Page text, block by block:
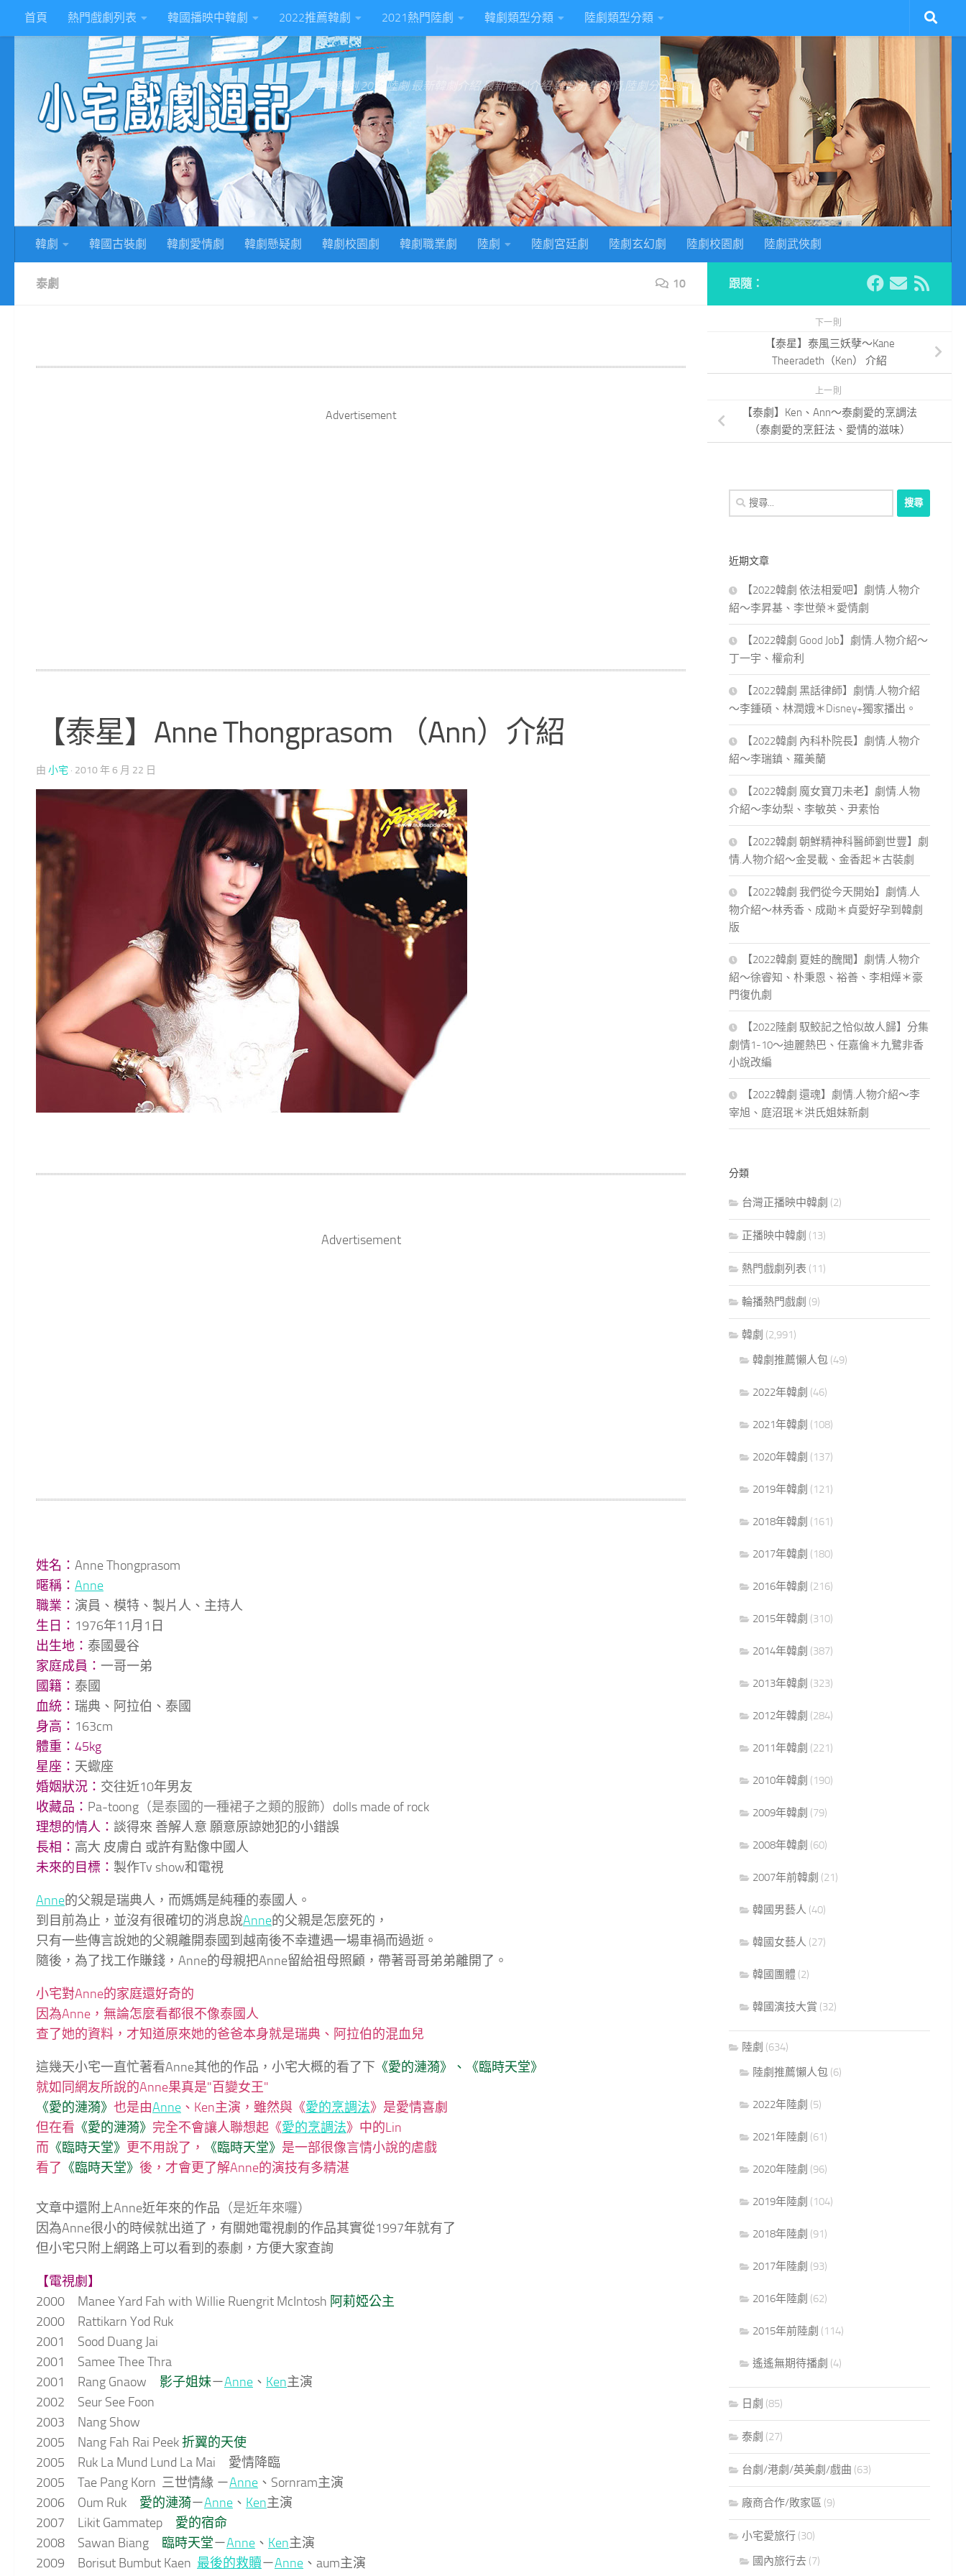
Skip to content
首頁 熱門戲劇列表 韓國播映中韓劇 2022推薦韓劇 2021熱門陸劇 韓劇類型分類 陸劇類型分類
2022韓劇,2022陸劇,最新韓劇介紹,最新陸劇介紹,韓劇分集劇情,陸劇分集劇情
韓劇 韓國古裝劇 韓劇愛情劇 韓劇懸疑劇 韓劇校園劇 韓劇職業劇 陸劇 陸劇宮廷劇 陸劇玄幻劇 陸劇校園劇 陸劇武俠劇
泰劇 10
Advertisement
【泰星】Anne Thongprasom （Ann）介紹
由 小宅 · 2010 年 6 月 22 日
Advertisement
姓名： Anne Thongprasom
暱稱： Anne
職業： 演員、模特、製片人、主持人
生日： 1976年11月1日
出生地： 泰國曼谷
家庭成員： 一哥一弟
國籍： 泰國
血統： 瑞典、阿拉伯、泰國
身高： 163cm
體重：45kg
星座： 天蠍座
婚姻狀況： 交往近10年男友
收藏品： Pa-toong （是泰國的一種裙子之類的服飾） dolls made of rock
理想的情人： 談得來 善解人意 願意原諒她犯的小錯誤
長相： 高大 皮膚白 或許有點像中國人
未來的目標： 製作Tv show和電視
Anne的父親是瑞典人，而媽媽是純種的泰國人。
到目前為止，並沒有很確切的消息說Anne的父親是怎麼死的，
只有一些傳言說她的父親離開泰國到越南後不幸遭遇一場車禍而過逝。
隨後，為了找工作賺錢，Anne的母親把Anne留給祖母照顧，帶著哥哥弟弟離開了。
小宅對Anne的家庭還好奇的
因為Anne，無論怎麼看都很不像泰國人
查了她的資料，才知道原來她的爸爸本身就是瑞典、阿拉伯的混血兒
這幾天小宅一直忙著看Anne其他的作品，小宅大概的看了下 《愛的漣漪》 、《臨時天堂》
就如同網友所說的Anne果真是"百變女王"
《愛的漣漪》 也是由Anne 、Ken主演，雖然與《愛的烹調法》是愛情喜劇
但在看 《愛的漣漪》 完全不會讓人聯想起《愛的烹調法》中的Lin
而 《臨時天堂》 更不用說了， 《臨時天堂》 是一部很像言情小說的虐戲
看了 《臨時天堂》 後，才會更了解Anne的演技有多精湛
文章中還附上Anne近年來的作品 （是近年來囉）
因為Anne很小的時候就出道了，有關她電視劇的作品其實從1997年就有了
但小宅只附上網路上可以看到的泰劇，方便大家查詢
【電視劇】
2000 Manee Yard Fah with Willie Ruengrit McIntosh 阿莉婭公主
2000 Rattikarn Yod Ruk
2001 Sood Duang Jai
2001 Samee Thee Thra
2001 Rang Gnaow 影子姐妹－Anne 、 Ken主演
2002 Seur See Foon
2003 Nang Show
2005 Nang Fah Rai Peek折翼的天使
2005 Ruk La Mund Lund La Mai 愛情降臨
2005 Tae Pang Korn 三世情緣 －Anne 、Sornram主演
2006 Oum Ruk 愛的漣漪－Anne 、 Ken主演
2007 Likit Gammatep 愛的宿命
2008 Sawan Biang 臨時天堂－Anne 、 Ken主演
2009 Borisut Bumbut Kaen 最後的救贖－Anne 、aum主演
跟隨：
下一則
【泰星】泰風三妖孽～Kane
Theeradeth（Ken） 介紹
上一則
【泰劇】Ken、Ann～泰劇愛的烹調法
（泰劇愛的烹飪法、愛情的滋味）
搜
尋
字:
近期文章
【2022韓劇 依法相爱吧】劇情.人物介
紹～李昇基、李世榮＊愛情劇
【2022韓劇 Good Job】劇情.人物介紹～
丁一宇、權俞利
【2022韓劇 黑話律師】劇情.人物介紹
～李鍾碩、林潤娥＊Disney+獨家播出。
【2022韓劇 內科朴院長】劇情.人物介
紹～李瑞鎮、羅美蘭
【2022韓劇 魔女寶刀未老】劇情.人物
介紹～李幼梨、李敏英、尹素怡
【2022韓劇 朝鮮精神科醫師劉世豐】劇
情.人物介紹～金旻載、金香起＊古裝劇
【2022韓劇 我們從今天開始】劇情.人
物介紹～林秀香、成勛＊貞愛好孕到韓劇
版
【2022韓劇 夏娃的醜聞】劇情.人物介
紹～徐睿知、朴秉恩、裕善、李相燁＊豪
門復仇劇
【2022陸劇 馭鮫記之恰似故人歸】分集
劇情1-10～迪麗熱巴、任嘉倫＊九鷺非香
小說改編
【2022韓劇 還魂】劇情.人物介紹～李
宰旭、庭沼珉＊洪氏姐妹新劇
分類
台灣正播映中韓劇 (2)
正播映中韓劇 (13)
熱門戲劇列表 (11)
輪播熱門戲劇 (9)
韓劇 (2,991)
韓劇推薦懶人包 (49)
2022年韓劇 (46)
2021年韓劇 (108)
2020年韓劇 (137)
2019年韓劇 (121)
2018年韓劇 (161)
2017年韓劇 (180)
2016年韓劇 (216)
2015年韓劇 (310)
2014年韓劇 (387)
2013年韓劇 (323)
2012年韓劇 (284)
2011年韓劇 (221)
2010年韓劇 (190)
2009年韓劇 (79)
2008年韓劇 (60)
2007年前韓劇 (21)
韓國男藝人 (40)
韓國女藝人 (27)
韓國團體 (2)
韓國演技大賞 (32)
陸劇 (634)
陸劇推薦懶人包 (6)
2022年陸劇 (5)
2021年陸劇 (61)
2020年陸劇 (96)
2019年陸劇 (104)
2018年陸劇 (91)
2017年陸劇 (93)
2016年陸劇 (62)
2015年前陸劇 (114)
遙遙無期待播劇 (4)
日劇 (85)
泰劇 (27)
台劇/港劇/英美劇/戲曲 (63)
廠商合作/敗家區 (9)
小宅愛旅行 (30)
國內旅行去 (7)